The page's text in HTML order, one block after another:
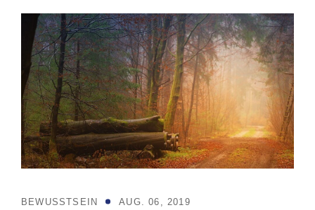
BEWUSSTSEIN AUG. 06, 2019